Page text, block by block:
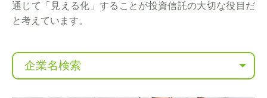
通じて「見える化」することが投資信託の大切な役目だ
と考えています。